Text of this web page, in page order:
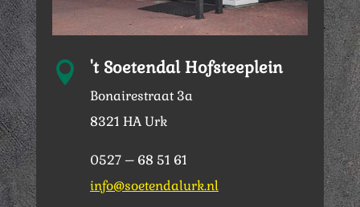
 't Soetendal Hofsteeplein
Bonairestraat 3a
8321 HA Urk
0527 – 68 51 61
info@soetendalurk.nl